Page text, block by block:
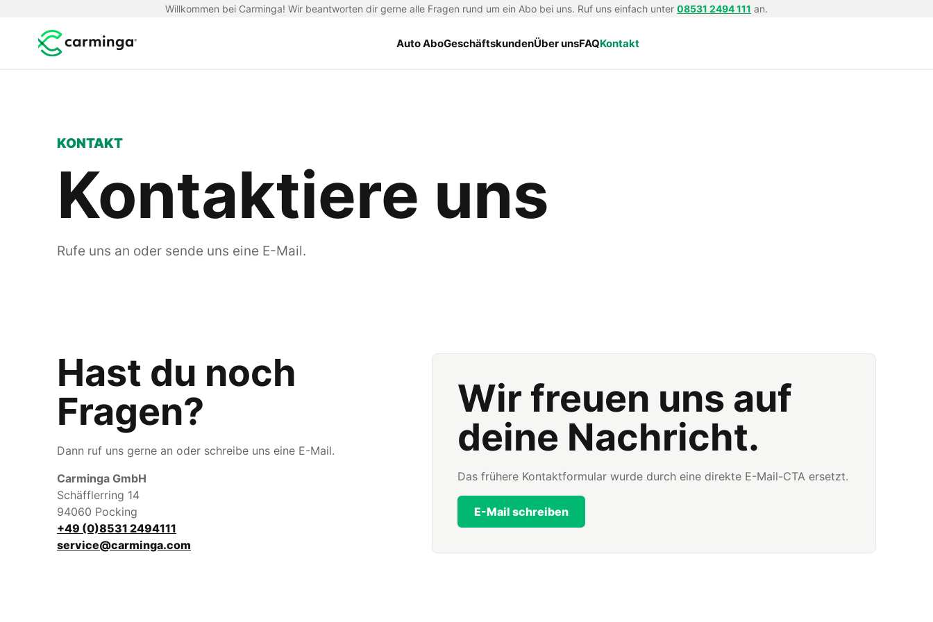
Willkommen bei Carminga! Wir beantworten dir gerne alle Fragen rund um ein Abo bei uns. Ruf uns einfach unter 08531 2494 111 an.
Auto AboGeschäftskundenÜber unsFAQKontakt
KONTAKT
Kontaktiere uns
Rufe uns an oder sende uns eine E-Mail.
Hast du noch
Fragen?
Dann ruf uns gerne an oder schreibe uns eine E-Mail.
Carminga GmbH
Schäfflerring 14
94060 Pocking
+49 (0)8531 2494111
service@carminga.com
Wir freuen uns auf
deine Nachricht.
Das frühere Kontaktformular wurde durch eine direkte E-Mail-CTA ersetzt.
E-Mail schreiben